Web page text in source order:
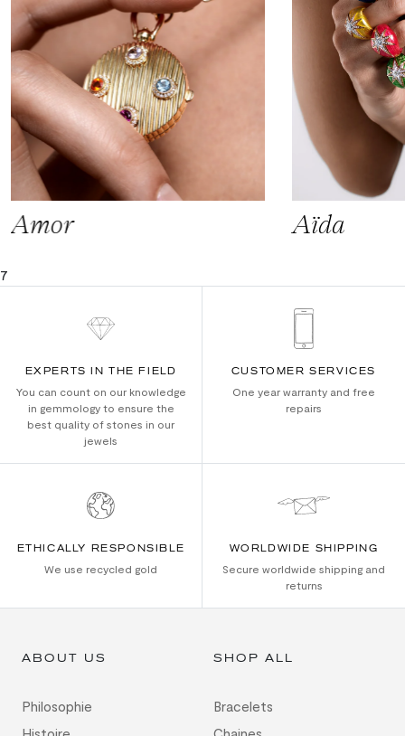
Amor Aïda
7
EXPERTS IN THE FIELD
You can count on our knowledge
in gemmology to ensure the
best quality of stones in our
jewels
CUSTOMER SERVICES
One year warranty and free
repairs
ETHICALLY RESPONSIBLE
We use recycled gold
WORLDWIDE SHIPPING
Secure worldwide shipping and
returns
ABOUT US
Philosophie
SHOP ALL
Bracelets